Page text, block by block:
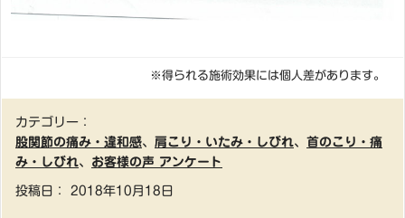
※得られる施術効果には個人差があります。
カテゴリー：
股関節の痛み・違和感、 肩こり・いたみ・しびれ 、 首のこり・痛
み・しびれ 、 お客様の声 アンケート
投稿日： 2018年10月18日